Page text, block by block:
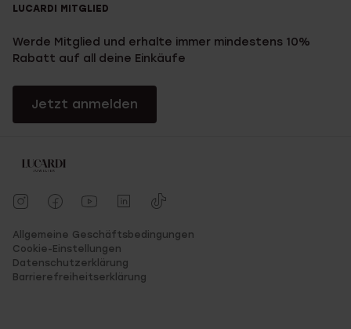
LUCARDI MITGLIED
Werde Mitglied und erhalte immer mindestens 10%
Rabatt auf all deine Einkäufe
Jetzt anmelden
Allgemeine Geschäftsbedingungen
Cookie-Einstellungen
Datenschutzerklärung
Barrierefreiheitserklärung